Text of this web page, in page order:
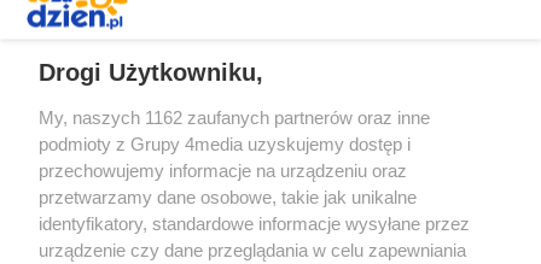
Drogi Użytkowniku,
My, naszych 1162 zaufanych partnerów oraz inne
podmioty z Grupy 4media uzyskujemy dostęp i
przechowujemy informacje na urządzeniu oraz
przetwarzamy dane osobowe, takie jak unikalne
identyfikatory, standardowe informacje wysyłane przez
urządzenie czy dane przeglądania w celu zapewniania